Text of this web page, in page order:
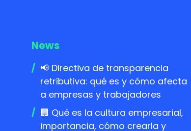
News
📢 Directiva de transparencia
retributiva: qué es y cómo afecta
a empresas y trabajadores
🏢 Qué es la cultura empresarial,
importancia, cómo crearla y